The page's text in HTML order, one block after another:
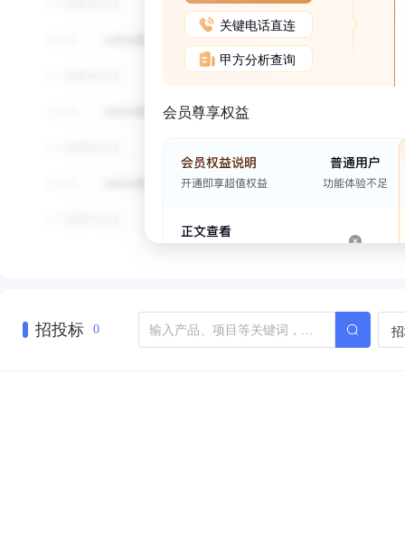
关键电话直连
甲方分析查询
会员尊享权益
招投标 0